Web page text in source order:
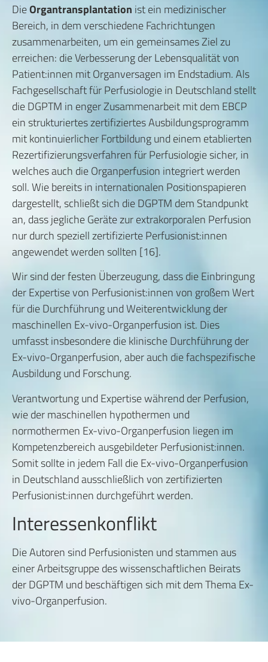
DieOrgantransplantation ist ein medizinischer
Bereich, in dem verschiedene Fachrichtungen
zusammenarbeiten, um ein gemeinsames Ziel zu
erreichen: die Verbesserung der Lebensqualität von
Patient:innen mit Organversagen im Endstadium. Als
Fachgesellschaft für Perfusiologie in Deutschland stellt
die DGPTM in enger Zusammenarbeit mit dem EBCP
ein strukturiertes zertifiziertes Ausbildungsprogramm
mit kontinuierlicher Fortbildung und einem etablierten
Rezertifizierungsverfahren für Perfusiologie sicher, in
welches auch die Organperfusion integriert werden
soll. Wie bereits in internationalen Positionspapieren
dargestellt, schließt sich die DGPTM dem Standpunkt
an, dass jegliche Geräte zur extrakorporalen Perfusion
nur durch speziell zertifizierte Perfusionist:innen
angewendet werden sollten [16].
Wir sind der festen Überzeugung, dass die Einbringung
der Expertise von Perfusionist:innen von großem Wert
für die Durchführung und Weiterentwicklung der
maschinellen Ex-vivo-Organperfusion ist. Dies
umfasst insbesondere die klinische Durchführung der
Ex-vivo-Organperfusion, aber auch die fachspezifische
Ausbildung und Forschung.
Verantwortung und Expertise während der Perfusion,
wie der maschinellen hypothermen und
normothermen Ex-vivo-Organperfusion liegen im
Kompetenzbereich ausgebildeter Perfusionist:innen.
Somit sollte in jedem Fall die Ex-vivo-Organperfusion
in Deutschland ausschließlich von zertifizierten
Perfusionist:innen durchgeführt werden.
Interessenkonflikt
Die Autoren sind Perfusionisten und stammen aus
einer Arbeitsgruppe des wissenschaftlichen Beirats
der DGPTM und beschäftigen sich mit dem Thema Ex-
vivo-Organperfusion.